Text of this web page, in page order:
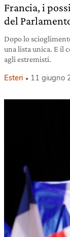
Francia, i
del
Dopo lo
una lista unica. E il
agli estremisti.
Esteri 11 giugno